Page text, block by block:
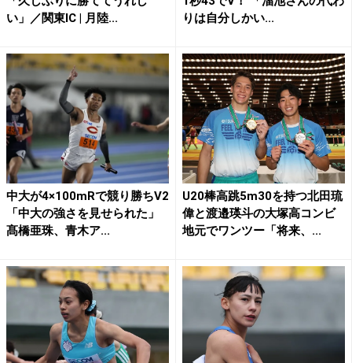
い」／関東IC | 月陸...
りは自分しかい...
中大が4×100mRで競り勝ちV2
「中大の強さを見せられた」
髙橋亜珠、青木ア...
U20棒高跳5m30を持つ北田琉
偉と渡邉瑛斗の大塚高コンビ
地元でワンツー「将来、...